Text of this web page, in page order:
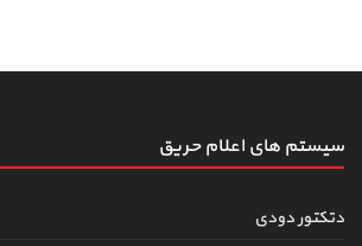
سیستم های اعلام حریق
دتکتور دودی